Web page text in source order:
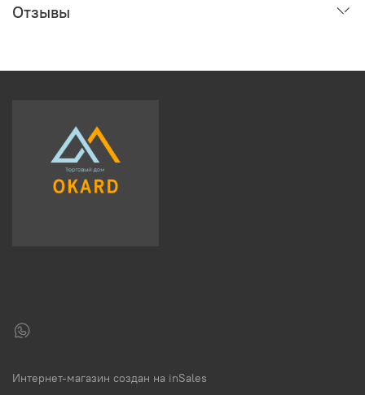
Отзывы
Интернет-магазин создан на inSales